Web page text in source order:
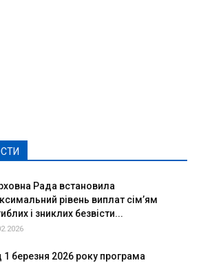
Рада встановила
рівень виплат сім’ям
і зниклих безвісти...
1 березня 2026 року програма